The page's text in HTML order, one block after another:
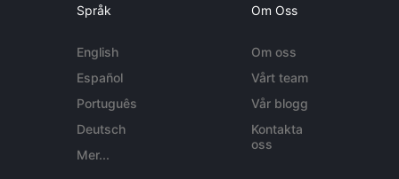
Språk
English
Español
Português
Deutsch
Mer...
Om Oss
Om oss
Vårt team
Vår blogg
Kontakta
oss